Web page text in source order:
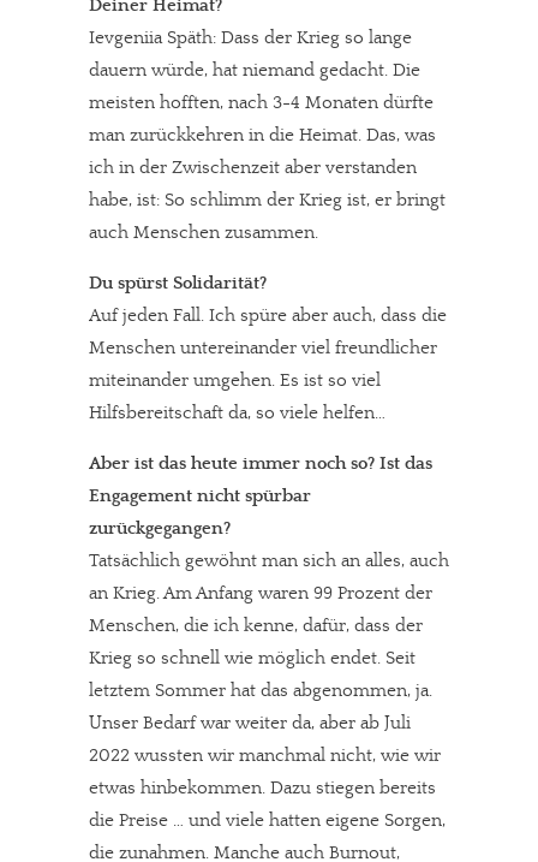
Deiner Heimat?
Ievgeniia Späth: Dass der Krieg so lange
dauern würde, hat niemand gedacht. Die
meisten hofften, nach 3-4 Monaten dürfte
man zurückkehren in die Heimat. Das, was
ich in der Zwischenzeit aber verstanden
habe, ist: So schlimm der Krieg ist, er bringt
auch Menschen zusammen.
Du spürst Solidarität?
Auf jeden Fall. Ich spüre aber auch, dass die
Menschen untereinander viel freundlicher
miteinander umgehen. Es ist so viel
Hilfsbereitschaft da, so viele helfen…
Aber ist das heute immer noch so? Ist das
Engagement nicht spürbar
zurückgegangen?
Tatsächlich gewöhnt man sich an alles, auch
an Krieg. Am Anfang waren 99 Prozent der
Menschen, die ich kenne, dafür, dass der
Krieg so schnell wie möglich endet. Seit
letztem Sommer hat das abgenommen, ja.
Unser Bedarf war weiter da, aber ab Juli
2022 wussten wir manchmal nicht, wie wir
etwas hinbekommen. Dazu stiegen bereits
die Preise … und viele hatten eigene Sorgen,
die zunahmen. Manche auch Burnout,